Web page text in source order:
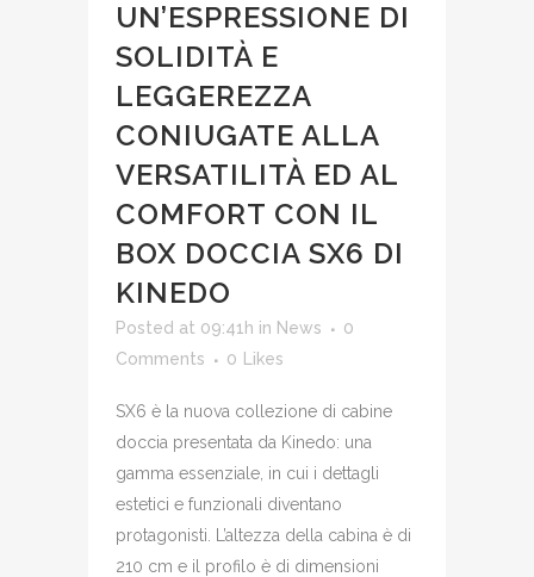
UN’ESPRESSIONE DI
SOLIDITÀ E
LEGGEREZZA
CONIUGATE ALLA
VERSATILITÀ ED AL
COMFORT CON IL
BOX DOCCIA SX6 DI
KINEDO
Posted at 09:41h in News
0
Comments
0 Likes
SX6 è la nuova collezione di cabine
doccia presentata da Kinedo: una
gamma essenziale, in cui i dettagli
estetici e funzionali diventano
protagonisti. L’altezza della cabina è di
210 cm e il profilo è di dimensioni